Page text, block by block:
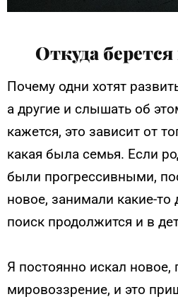
Откуда
Почему одни хотят
а другие и слышать об
кажется, это зависит от
какая была семья. Если
были прогрессивными,
новое, занимали какие-то
поиск продолжится и в
Я постоянно искал
мировоззрение, и это